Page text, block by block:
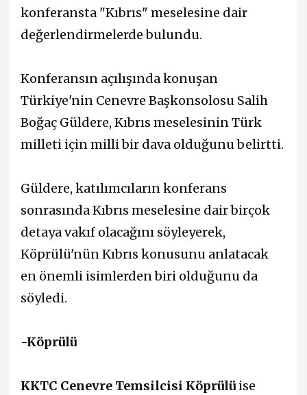
konferansta "Kıbrıs" meselesine dair
değerlendirmelerde bulundu.
Konferansın açılışında konuşan
Türkiye'nin Cenevre Başkonsolosu Salih
Boğaç Güldere, Kıbrıs meselesinin Türk
milleti için milli bir dava olduğunu belirtti.
Güldere, katılımcıların konferans
sonrasında Kıbrıs meselesine dair birçok
detaya vakıf olacağını söyleyerek,
Köprülü'nün Kıbrıs konusunu anlatacak
en önemli isimlerden biri olduğunu da
söyledi.
-Köprülü
KKTC Cenevre Temsilcisi Köprülü ise